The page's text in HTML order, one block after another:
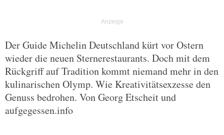
Der Guide Michelin Deutschland kürt vor Ostern
wieder die neuen Sternerestaurants. Doch mit dem
Rückgriff auf Tradition kommt niemand mehr in den
kulinarischen Olymp. Wie Kreativitätsexzesse den
Genuss bedrohen. Von Georg Etscheit und
aufgegessen.info